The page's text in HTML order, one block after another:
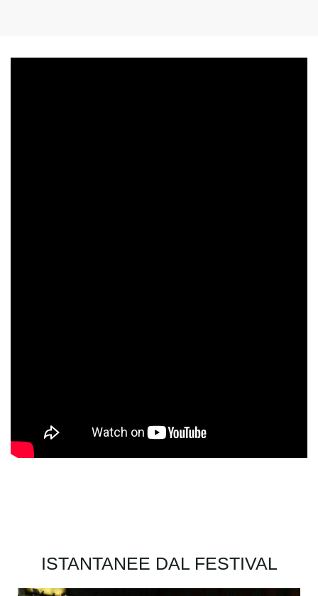
ISTANTANEE DAL FESTIVAL